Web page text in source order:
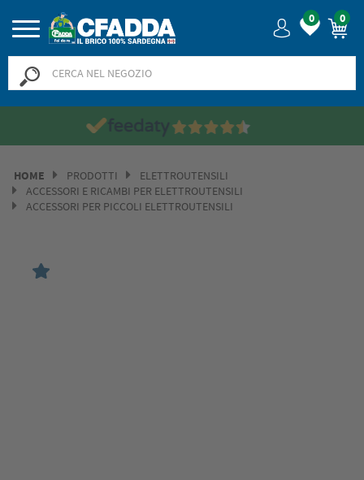
0 0
Saldi? SALDI! Fino al -50%
HOME PRODOTTI
ELETTROUTENSILI
ACCESSORI E RICAMBI PER ELETTROUTENSILI
ACCESSORI PER PICCOLI ELETTROUTENSILI